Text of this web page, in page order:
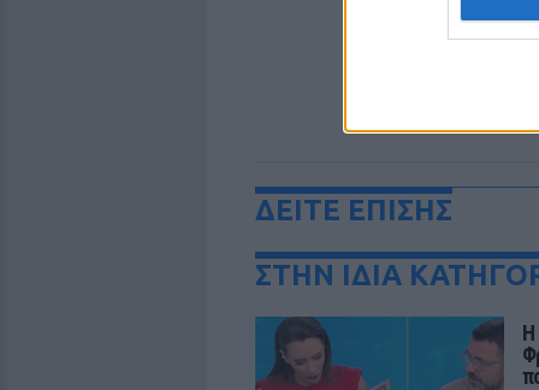
ΔΕΙΤΕ ΕΠΙΣΗΣ
ΣΤΗΝ ΙΔΙΑ
Η